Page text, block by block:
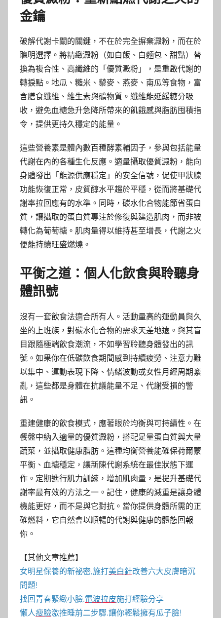
金鑰
破解代謝卡關的關鍵，不在於完全摒棄澱粉，而在於
聰明選擇。將精緻澱粉（如白飯、白麵包、甜點）替
換為複合性、高纖維的「優質澱粉」，是重啟代謝的
轉捩點。地瓜、糙米、藜麥、燕麥、南瓜等食物，富
含膳食纖維、維生素與礦物質。纖維能延緩糖分吸
收，避免血糖急升急降所帶來的飢餓感與脂肪囤積指
令，提供更持久穩定的能量。
這些營養素是體內數百種酵素輔因子，參與包括能量
代謝在內的各種生化反應。適量攝取優質澱粉，能向
身體發出「能源供應穩定」的安全信號，促使甲狀腺
功能恢復正常，皮質醇水平趨於平穩，從而將基礎代
謝率拉回應有的水準。同時，碳水化合物能節省蛋白
質，讓攝取的蛋白質專注於修復與建造肌肉，而非被
轉化為葡萄糖。肌肉量得以維持甚至增長，代謝之火
便能持續旺盛燃燒。
平衡之道：個人化飲食與聆聽身
體訊號
沒有一套飲食法適合所有人。活動量高的運動員與久
坐的上班族，對碳水化合物的需求天差地遠。與其盲
目跟隨極端飲食潮流，不如學習聆聽身體發出的訊
號。如果你在低碳飲食期間感到持續疲勞、注意力難
以集中、運動表現下降、情緒波動或女性月經周期紊
亂，這些都是身體在抗議能量不足、代謝受損的警
訊。
重建健康的飲食模式，應著眼於均衡與可持續性。在
餐盤中納入適量的優質澱粉，搭配足量蛋白質與大量
蔬菜，並攝取健康脂肪。這種均衡營養能確保荷爾蒙
平衡、血糖穩定，讓新陳代謝系統在最佳狀態下運
作。定期進行肌力訓練，增加肌肉量，是提升基礎代
謝率最有效的方法之一。記住，健康的減重是讓身體
機能更好，而不是與它對抗。當你提供身體所需的正
確燃料，它自然會以順暢的代謝與健康的體態回報
你。
【其他文章推薦】
女明星保養的新祕密,施打美白針改善六大皮膚暗沉
問題!
找回青春緊緻小臉,電波拉皮施打經驗分享
懶人瘦臉激推睡前二步驟,讓你輕鬆擁有瓜子臉!